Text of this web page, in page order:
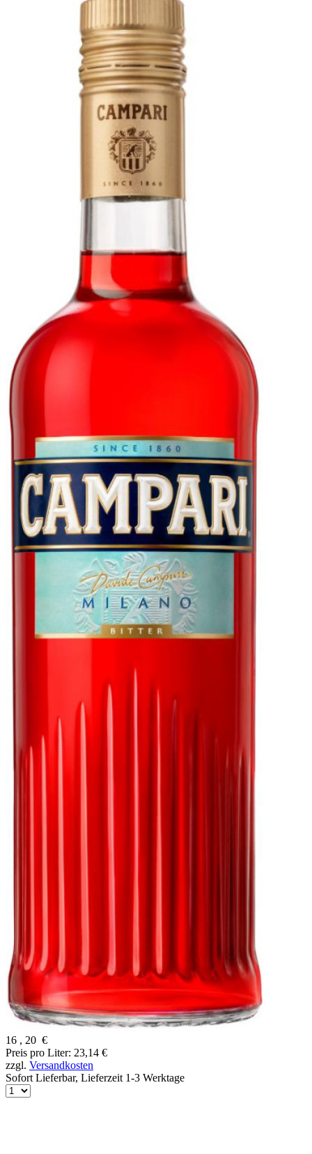
16 , 20 €
Preis pro Liter: 23,14 €
zzgl. Versandkosten
Sofort Lieferbar, Lieferzeit 1-3 Werktage